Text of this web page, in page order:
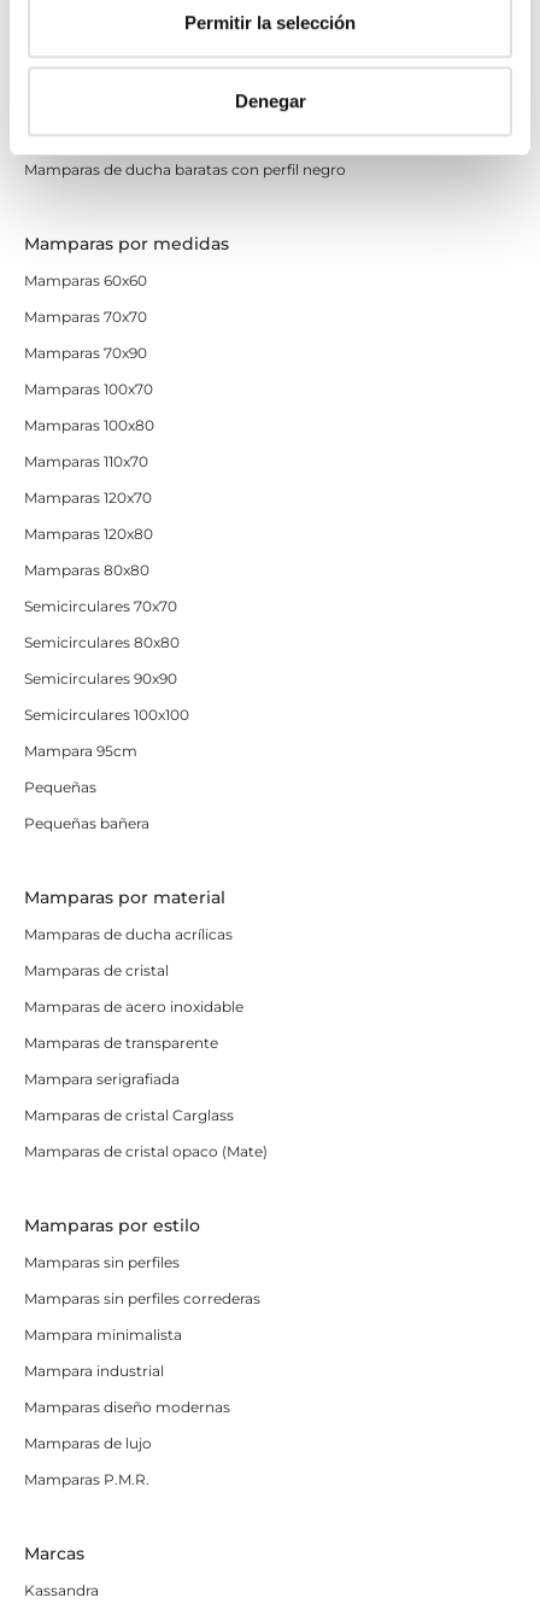
Permitir la selección
Denegar
Mamparas de perfilería blanca
Mamparas de perfilería oro rosa
Mamparas de perfilería dorada
Mamparas de colores
Mamparas de ducha baratas con perfil negro
Mamparas por medidas
Mamparas 60x60
Mamparas 70x70
Mamparas 70x90
Mamparas 100x70
Mamparas 100x80
Mamparas 110x70
Mamparas 120x70
Mamparas 120x80
Mamparas 80x80
Semicirculares 70x70
Semicirculares 80x80
Semicirculares 90x90
Semicirculares 100x100
Mampara 95cm
Pequeñas
Pequeñas bañera
Mamparas por material
Mamparas de ducha acrílicas
Mamparas de cristal
Mamparas de acero inoxidable
Mamparas de transparente
Mampara serigrafiada
Mamparas de cristal Carglass
Mamparas de cristal opaco (Mate)
Mamparas por estilo
Mamparas sin perfiles
Mamparas sin perfiles correderas
Mampara minimalista
Mampara industrial
Mamparas diseño modernas
Mamparas de lujo
Mamparas P.M.R.
Marcas
Kassandra